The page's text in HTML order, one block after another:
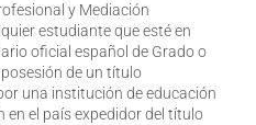
y Mediación
estudiante que esté en
oficial español de Grado o
de un título
una institución de educación
en el país expedidor del título